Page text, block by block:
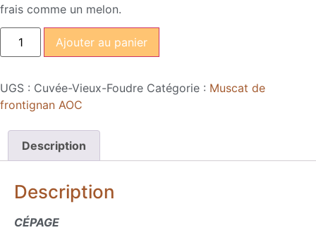
frais comme un melon.
Ajouter au panier
UGS : Cuvée-Vieux-Foudre Catégorie : Muscat de
frontignan AOC
Description
Description
CÉPAGE